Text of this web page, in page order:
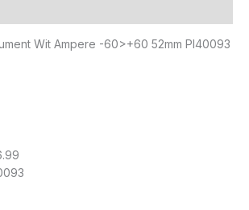
Wit Ampere -60>+60 52mm PI40093